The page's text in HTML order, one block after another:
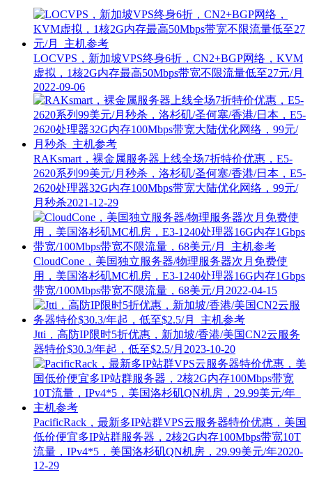
LOCVPS，新加坡VPS终身6折，CN2+BGP网络，KVM
虚拟，1核2G内存最高50Mbps带宽不限流量低至27元/月
2022-09-06
RAKsmart，裸金属服务器上线全场7折特价优惠，E5-
2620系列99美元/月秒杀，洛杉矶/圣何塞/香港/日本，E5-
2620处理器32G内存100Mbps带宽大陆优化网络，99元/
月秒杀2021-12-29
CloudCone，美国独立服务器/物理服务器次月免费使
用，美国洛杉矶MC机房，E3-1240处理器16G内存1Gbps
带宽/100Mbps带宽不限流量，68美元/月 2022-04-15
Jtti，高防IP限时5折优惠，新加坡/香港/美国CN2云服务
器特价$30.3/年起，低至$2.5/月 2023-10-20
PacificRack，最新多IP站群VPS云服务器特价优惠，美国
低价便宜多IP站群服务器，2核2G内存100Mbps带宽10T
流量，IPv4*5，美国洛杉矶QN机房，29.99美元/年2020-
12-29